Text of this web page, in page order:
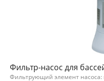
Фильтр-насос для
Фильтрующий элемент